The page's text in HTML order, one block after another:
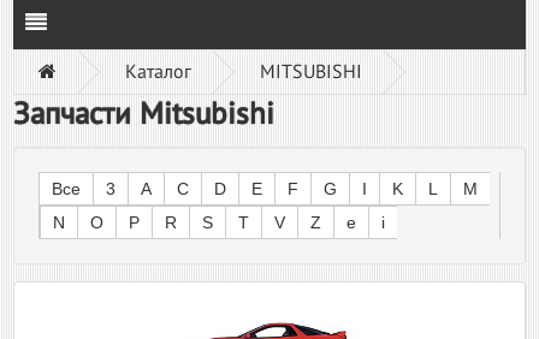
Каталог MITSUBISHI
Запчасти Mitsubishi
Все 3 A C D E F G I K L
M
N
O P R S T V Z e i